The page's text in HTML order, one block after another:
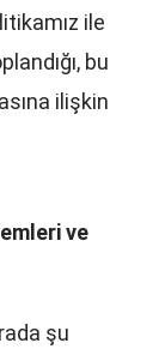
ile
bu
ilişkin
ve
şu